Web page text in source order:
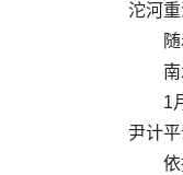
沱河重
1
尹计平